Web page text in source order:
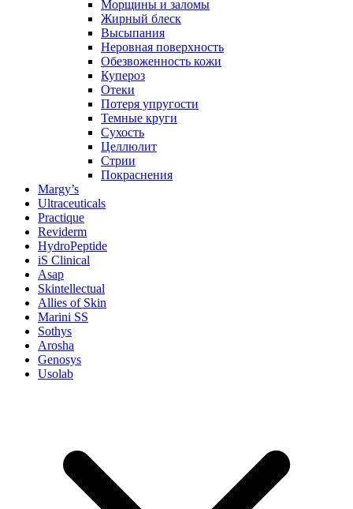
Морщины и заломы
Жирный блеск
Высыпания
Неровная поверхность
Обезвоженность кожи
Купероз
Отеки
Потеря упругости
Темные круги
Сухость
Целлюлит
Стрии
Покраснения
Margy’s
Ultraceuticals
Practique
Reviderm
HydroPeptide
iS Clinical
Asap
Skintellectual
Allies of Skin
Marini SS
Sothys
Arosha
Genosys
Usolab